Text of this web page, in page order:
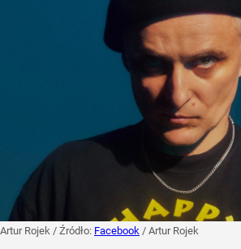
Artur Rojek / Źródło: Facebook / Artur Rojek